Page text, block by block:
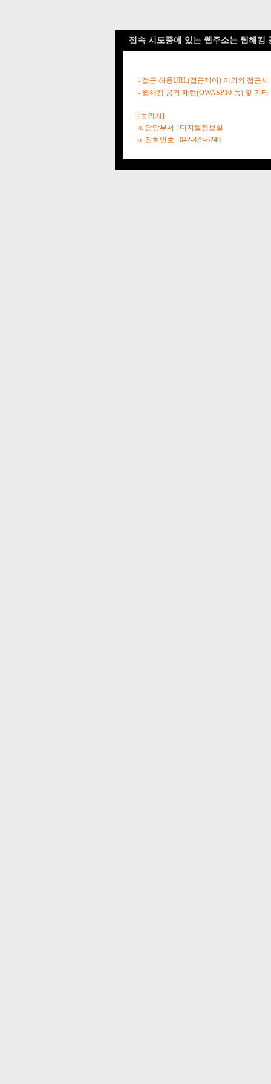
접속 시도중에 있는 웹주소는 웹해킹
- 접근 허용URL(접근제어) 이외의 접근시
- 웹해킹 공격 패턴(OWASP10 등) 및 기
[문의처]
o. 담당부서 : 디지털정보실
o. 전화번호 : 042-879-6249